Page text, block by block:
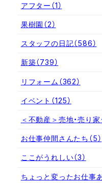
アフター （1）
果樹園 （2）
スタッフの日記（586）
新築（739）
リフォーム （362）
イベント （125）
＜不動産＞売地・売り家
お仕事仲間さんたち （5）
ここがうれしい（3）
ちょっと変ったお仕事